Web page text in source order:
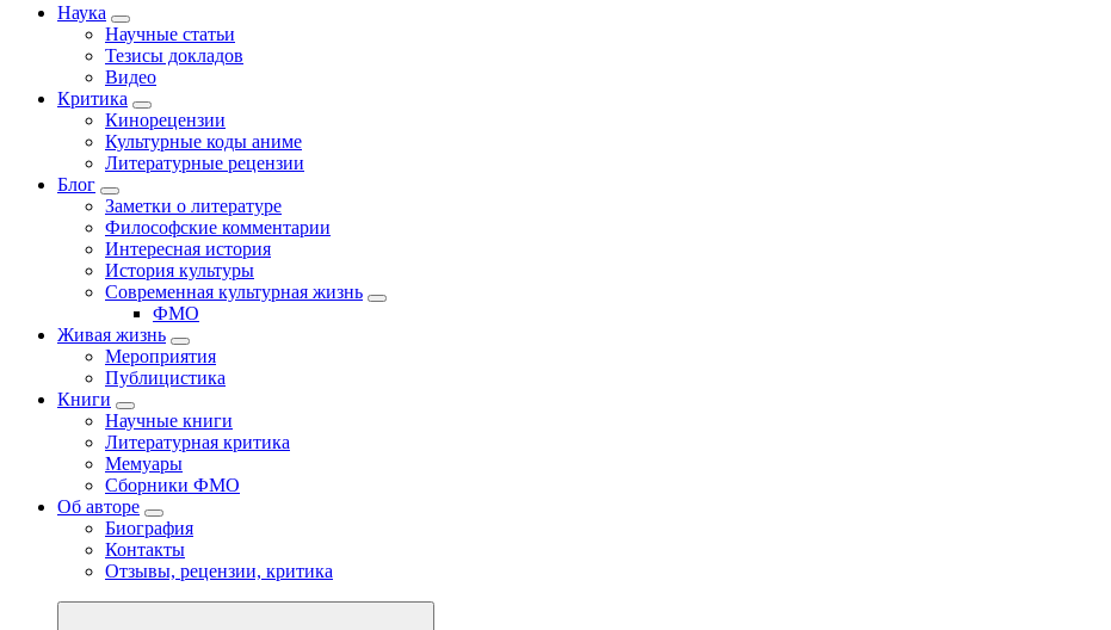
Наука
Научные статьи
Тезисы докладов
Видео
Критика
Кинорецензии
Культурные коды аниме
Литературные рецензии
Блог
Заметки о литературе
Философские комментарии
Интересная история
История культуры
Современная культурная жизнь
ФМО
Живая жизнь
Мероприятия
Публицистика
Книги
Научные книги
Литературная критика
Мемуары
Сборники ФМО
Об авторе
Биография
Контакты
Отзывы, рецензии, критика